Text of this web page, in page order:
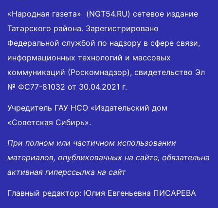
«Народная газета» (NGT54.RU) сетевое издание
Татарского района. Зарегистрировано
Федеральной службой по надзору в сфере связи,
информационных технологий и массовых
коммуникаций (Роскомнадзор), свидетельство Эл
№ ФС77-81032 от 30.04.2021 г.
Учредитель ГАУ НСО «Издательский дом
«Советская Сибирь».
При полном или частичном использовании
материалов, опубликованных на сайте, обязательна
активная гиперссылка на сайт
Главный редактор: Юлия Евгеньевна ПИСАРЕВА